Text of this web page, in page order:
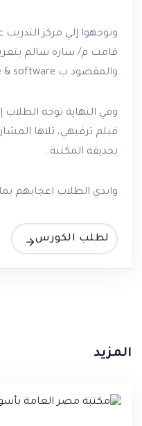
وتوجهوا إلي مركز
قامت م/ ساره سالم
والمقصود ب Hardware & software.
وفي النهاية توجه
فيلم ترفيهي، تلاها
بحديقة المكتبة .
وابدي الطلاب اعجابهم
لطلب الكورس
المزيد